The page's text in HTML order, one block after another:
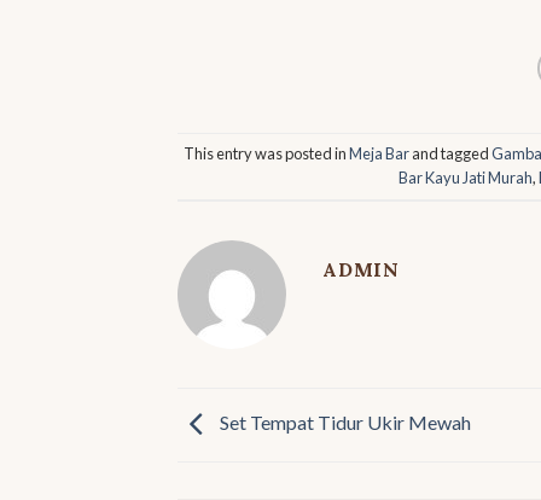
This entry was posted inMeja Barand tagged
Bar Kayu Jati Murah,
ADMIN
Set Tempat Tidur Ukir Mewah